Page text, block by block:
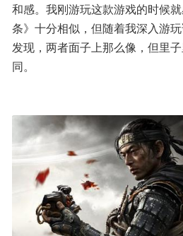
和感。我刚游玩这款游戏的时候
条》十分相似，但随着我深入游
发现，两者面子上那么像，但里
同。